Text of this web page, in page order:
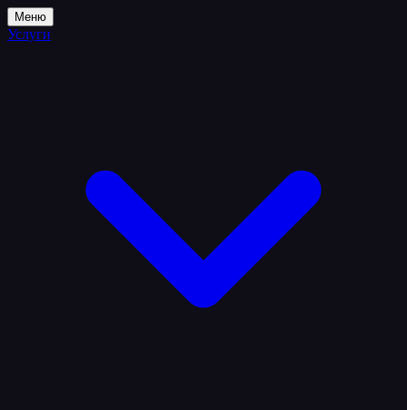
Меню
Услуги